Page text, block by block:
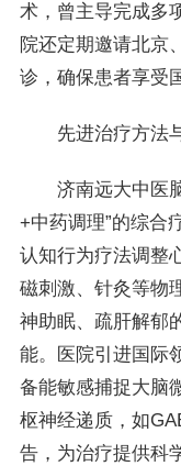
术，曾主导完成多
院还定期邀请北京
诊，确保患者享受
先进治疗方法
济南远大中医脑
+中药调理”的综合
认知行为疗法调整
磁刺激、针灸等物
神助眠、疏肝解郁
能。医院引进国际
备能敏感捕捉大脑
枢神经递质，如
告，为治疗提供科